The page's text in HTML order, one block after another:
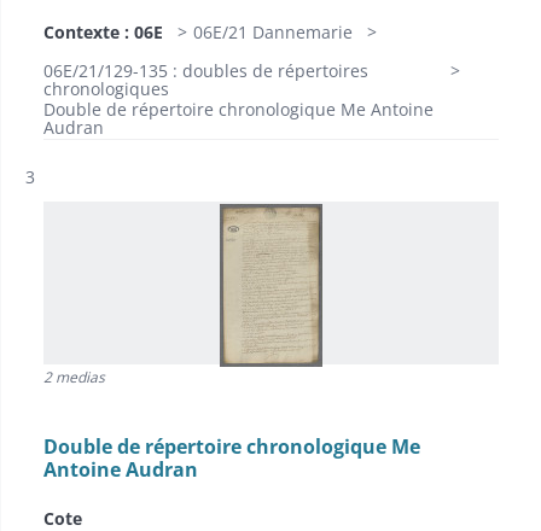
Contexte : 06E
06E/21 Dannemarie
06E/21/129-135 : doubles de répertoires
chronologiques
Double de répertoire chronologique Me Antoine
Audran
Résultat n°
3
2 medias
Double de répertoire chronologique Me
Antoine Audran
Cote